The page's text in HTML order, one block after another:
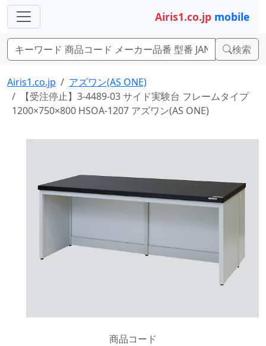
Airis1.co.jp mobile
検索
Airis1.co.jp
アズワン(AS ONE)
【受注停止】3-4489-03 サイド実験台 フレームタイプ
1200×750×800 HSOA-1207 アズワン(AS ONE)
商品コード